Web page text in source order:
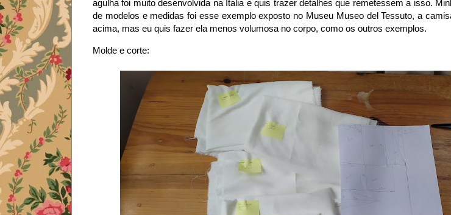
agulha foi muito desenvolvida na Italia e quis trazer detalhes que remetessem a isso.
de modelos e medidas foi esse exemplo exposto no Museu Museo del Tessuto, a
acima, mas eu quis fazer ela menos volumosa no corpo, como os outros exemplos.
Molde e corte: